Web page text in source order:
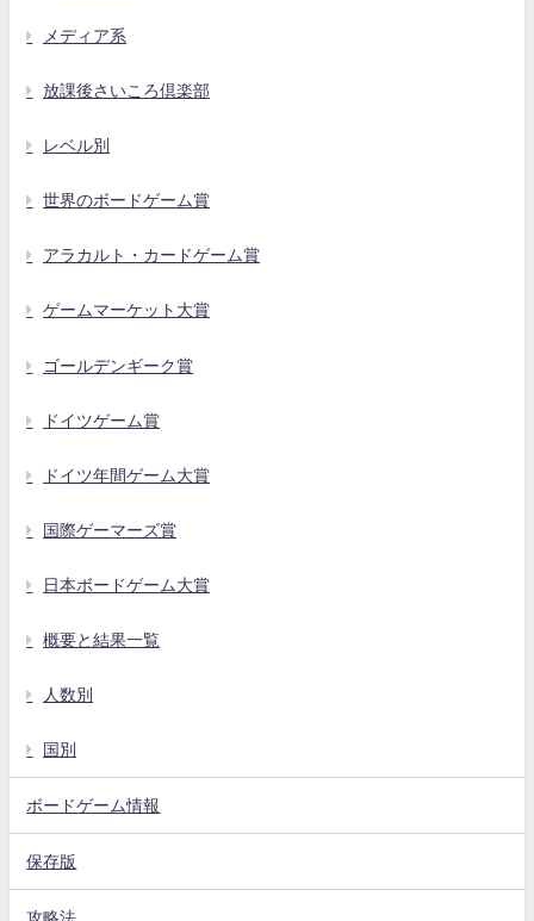
メディア系
放課後さいころ倶楽部
レベル別
世界のボードゲーム賞
アラカルト・カードゲーム賞
ゲームマーケット大賞
ゴールデンギーク賞
ドイツゲーム賞
ドイツ年間ゲーム大賞
国際ゲーマーズ賞
日本ボードゲーム大賞
概要と結果一覧
人数別
国別
ボードゲーム情報
保存版
攻略法